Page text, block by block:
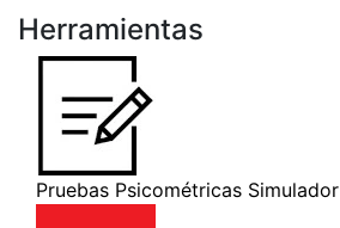
Herramientas